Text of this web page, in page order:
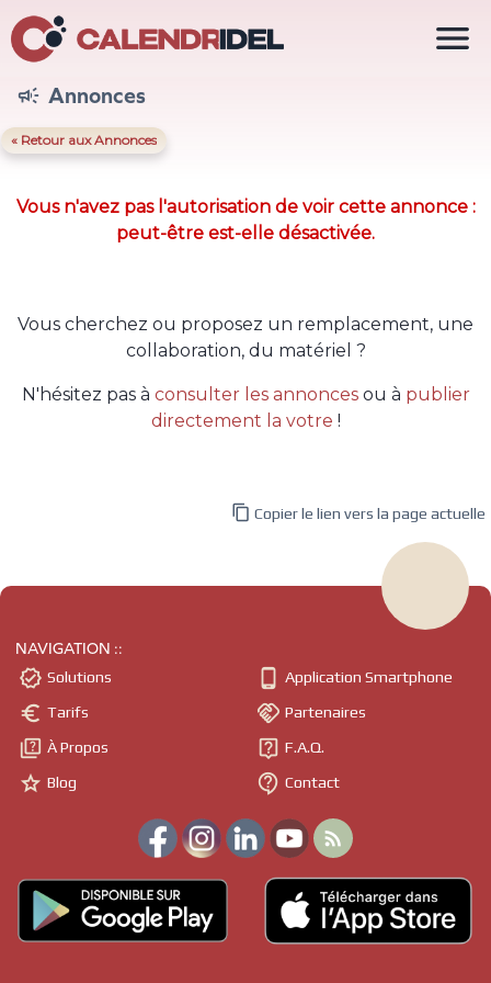
 Annonces
« Retour aux Annonces
Vous n'avez pas l'autorisation de voir cette annonce :
peut-être est-elle désactivée.
Vous cherchez ou proposez un remplacement, une
collaboration, du matériel ?
N'hésitez pas à consulter les annoncesou à publier
directement la votre !

 Copier le lien vers la page actuelle
NAVIGATION ::
 Solutions
 Tarifs
 À Propos
 Blog
 Application Smartphone
 Partenaires
 F.A.Q.
 Contact
